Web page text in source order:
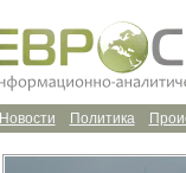
Политика
Новости